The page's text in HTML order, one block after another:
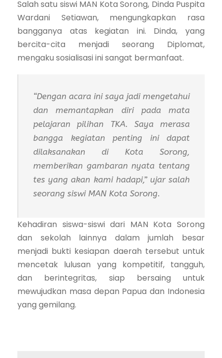
Salah satu siswi MAN Kota Sorong, Dinda Puspita
Wardani Setiawan, mengungkapkan rasa
bangganya atas kegiatan ini. Dinda, yang
bercita-cita menjadi seorang Diplomat,
mengaku sosialisasi ini sangat bermanfaat.
“Dengan acara ini saya jadi mengetahui
dan memantapkan diri pada mata
pelajaran pilihan TKA. Saya merasa
bangga kegiatan penting ini dapat
dilaksanakan di Kota Sorong,
memberikan gambaran nyata tentang
tes yang akan kami hadapi,” ujar salah
seorang siswi MAN Kota Sorong.
Kehadiran siswa-siswi dari MAN Kota Sorong
dan sekolah lainnya dalam jumlah besar
menjadi bukti kesiapan daerah tersebut untuk
mencetak lulusan yang kompetitif, tangguh,
dan berintegritas, siap bersaing untuk
mewujudkan masa depan Papua dan Indonesia
yang gemilang.